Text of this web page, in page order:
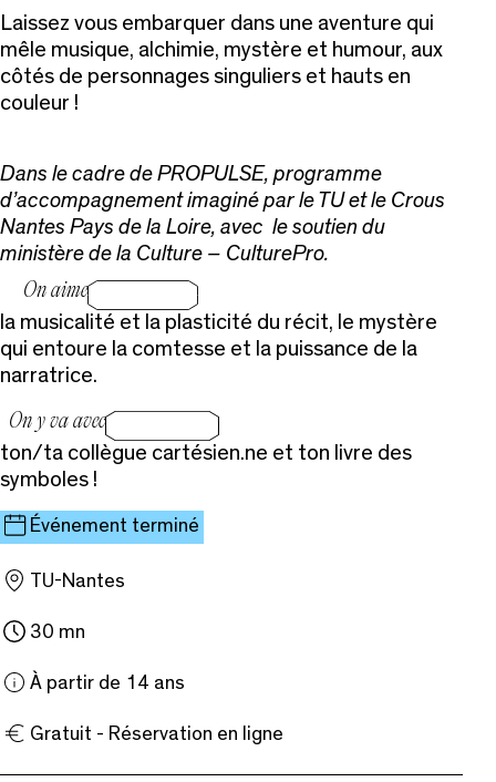
Laissez vous embarquer dans une aventure qui
mêle musique, alchimie, mystère et humour, aux
côtés de personnages singuliers et hauts en
couleur !
Dans le cadre de PROPULSE, programme
d’accompagnement imaginé par le TU et le Crous
Nantes Pays de la Loire, avec le soutien du
ministère de la Culture – CulturePro.
On aime
la musicalité et la plasticité du récit, le mystère
qui entoure la comtesse et la puissance de la
narratrice.
On y va avec
ton/ta collègue cartésien.ne et ton livre des
symboles !
Événement terminé
TU-Nantes
30 mn
À partir de 14 ans
Gratuit - Réservation en ligne